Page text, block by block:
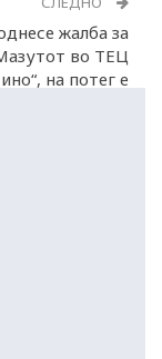
жалба за
во ТЕЦ
на потег е